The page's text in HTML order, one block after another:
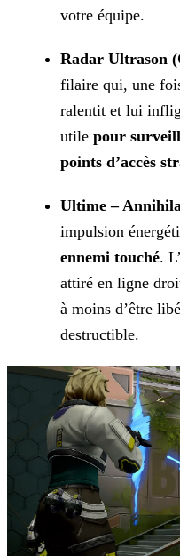
votre équipe.
Radar Ultrason
filaire qui, une
ralentit et lui
utile pour
points d’accès
Ultime –
impulsion
ennemi touché.
attiré en ligne
à moins d’être
destructible.